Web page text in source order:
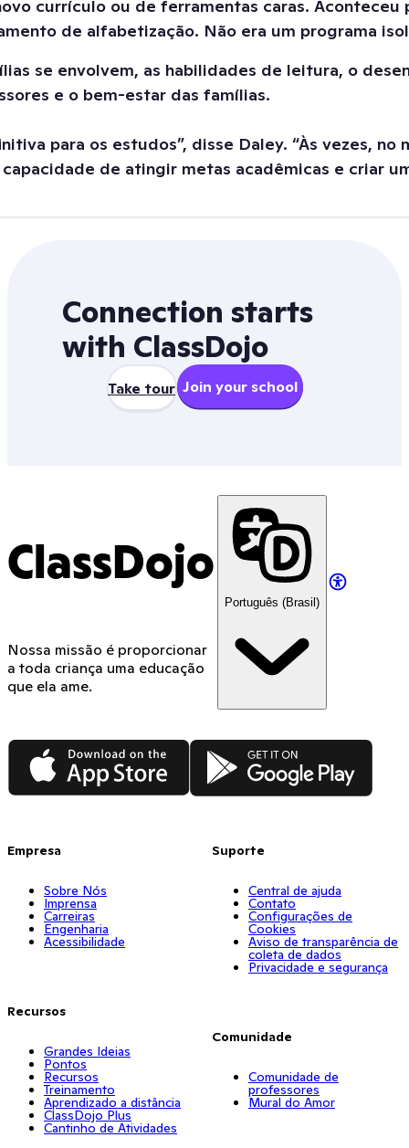
currículo ou de ferramentas caras.
de alfabetização. Não era um programa
se envolvem, as habilidades de leitura, o
e o bem-estar das famílias.
para os estudos”, disse Daley. “Às vezes, no
de atingir metas acadêmicas e criar
Connection starts
with ClassDojo
Take tour Join your school
ClassDojo
Nossa missão é proporcionar
a toda criança uma educação
que ela ame.
Português (Brasil)
App Store Google Play
Empresa
Sobre Nós
Imprensa
Carreiras
Engenharia
Acessibilidade
Recursos
Grandes Ideias
Pontos
Recursos
Treinamento
Aprendizado a distância
ClassDojo Plus
Cantinho de Atividades
Suporte
Central de ajuda
Contato
Configurações de
Cookies
Aviso de transparência de
coleta de dados
Privacidade e segurança
Comunidade
Comunidade de
professores
Mural do Amor